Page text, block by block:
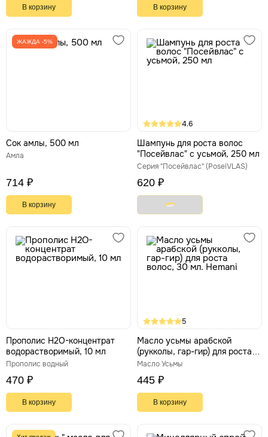
В корзину В корзину
ЖАЖДА -5%
Сок амлы, 500 мл
Амла
714 ₽
В корзину
4.6
Шампунь для роста волос
"Посейвлас" с усьмой, 250 мл
Серия "Посейвлас" (PoseiVLAS)
620 ₽
Прополис Н2О-концентрат
водорастворимый, 10 мл
Прополис водный
470 ₽
В корзину
5
Масло усьмы арабской
(рукколы, гар-гир) для роста
волос, 30 мл. Hemani
Масло Усьмы
445 ₽
В корзину